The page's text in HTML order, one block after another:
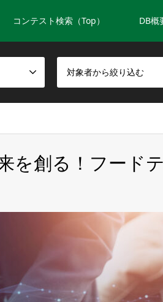
コンテスト検索（Top） DB概
対象者から絞り込む
を創る！フード